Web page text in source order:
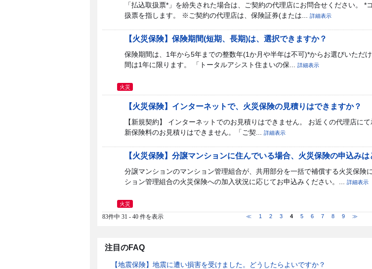
「払込取扱票*」を紛失された場合は、ご契約の代理店にお問合せください。
扱票を指します。 ※ご契約の代理店は、保険証券(または...
詳細表示
【火災保険】保険期間(短期、長期)は、選択できますか？
保険期間は、1年から5年までの整数年(1か月や半年は不可)*からお選びいた
間は1年に限ります。 「トータルアシスト住まいの保...
詳細表示
火災
【火災保険】インターネットで、火災保険の見積りはできますか？
【新規契約】 インターネットでのお見積りはできません。 お近くの代理店に
新保険料のお見積りはできません。「ご契...
詳細表示
【火災保険】分譲マンションに住んでいる場合、火災保険の申込み
分譲マンションのマンション管理組合が、共用部分を一括で補償する火災保
ション管理組合の火災保険への加入状況に応じてお申込みください。...
詳細表示
火災
83件中 31 - 40 件を表示 ≪ 1 2 3 4 5 6 7 8 9 ≫
注目のFAQ
【地震保険】地震に遭い損害を受けました。どうしたらよいですか？